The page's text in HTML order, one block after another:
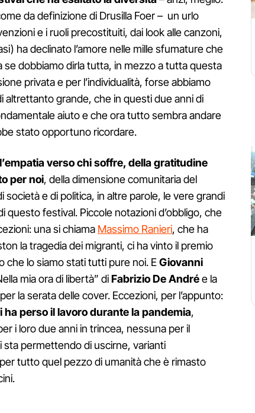
da definizione di Drusilla Foer – un urlo
e i ruoli precostituiti, dai look alle canzoni,
ha declinato l’amore nelle mille sfumature che
dobbiamo dirla tutta, in mezzo a tutta questa
privata e per l’individualità, forse abbiamo
altrettanto grande, che in questi due anni di
aiuto e che ora tutto sembra andare
stato opportuno ricordare.
verso chi soffre, della gratitudine
per noi, della dimensione comunitaria del
società e di politica, in altre parole, le vere grandi
questo festival. Piccole notazioni d’obbligo, che
una si chiama Massimo Ranieri, che ha
la tragedia dei migranti, ci ha vinto il premio
che lo siamo stati tutti pure noi. EGiovanni
mia ora di libertà” diFabrizio De Andrée la
la serata delle cover. Eccezioni, per l’appunto:
perso il lavoro durante la pandemia,
i loro due anni in trincea, nessuna per il
sta permettendo di uscirne, varianti
tutto quel pezzo di umanità che è rimasto